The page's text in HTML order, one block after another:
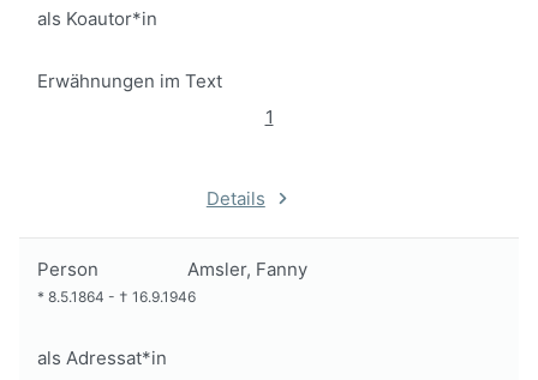
als Koautor*in
Erwähnungen im Text
1
Details
Person Amsler, Fanny
* 8.5.1864 - † 16.9.1946
als Adressat*in